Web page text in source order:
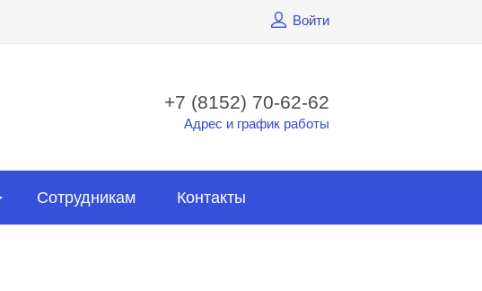
Войти
+7 (8152) 70-62-62
Адрес и график работы
Сотрудникам Контакты